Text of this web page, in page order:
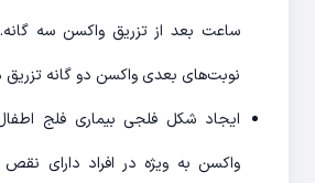
ساعت بعد از تزریق واکسن سه
نوبت‌های بعدی واکسن دو گانه
ایجاد شکل فلجی بیماری فلج
واکسن به ویژه در افراد دارای